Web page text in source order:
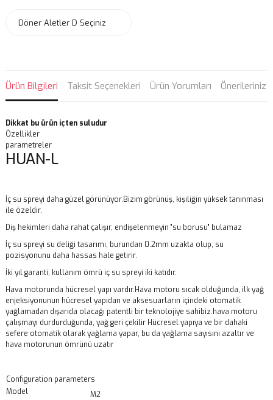
Ürün Bilgileri Taksit Seçenekleri Ürün Yorumları Önerileriniz
Dikkat bu ürün içten suludur
Özellikler
parametreler
HUAN-L
İç su spreyi daha güzel görünüyor.Bizim görünüş, kişiliğin yüksek tanınması
ile özeldir,
Diş hekimleri daha rahat çalışır, endişelenmeyin "su borusu" bulamaz
İç su spreyi su deliği tasarımı, burundan 0.2mm uzakta olup, su
pozisyonunu daha hassas hale getirir.
İki yıl garanti, kullanım ömrü iç su spreyi iki katıdır.
Hava motorunda hücresel yapı vardır.Hava motoru sıcak olduğunda, ilk yağ
enjeksiyonunun hücresel yapıdan ve aksesuarların içindeki otomatik
yağlamadan dışarıda olacağı patentli bir teknolojiye sahibiz.hava motoru
çalışmayı durdurduğunda, yağ geri çekilir Hücresel yapıya ve bir dahaki
sefere otomatik olarak yağlama yapar, bu da yağlama sayısını azaltır ve
hava motorunun ömrünü uzatır
Configuration parameters
Model
M2